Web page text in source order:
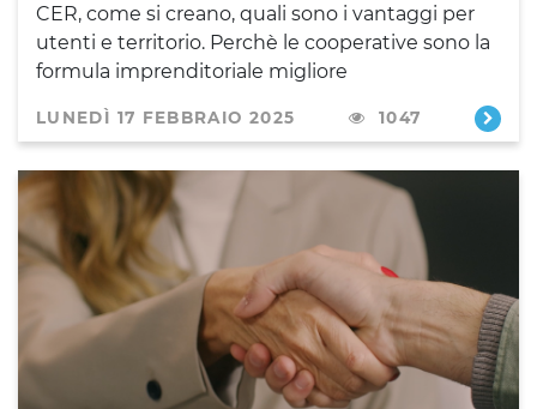
CER, come si creano, quali sono i vantaggi per
utenti e territorio. Perchè le cooperative sono la
formula imprenditoriale migliore
LUNEDÌ 17 FEBBRAIO 2025 1047